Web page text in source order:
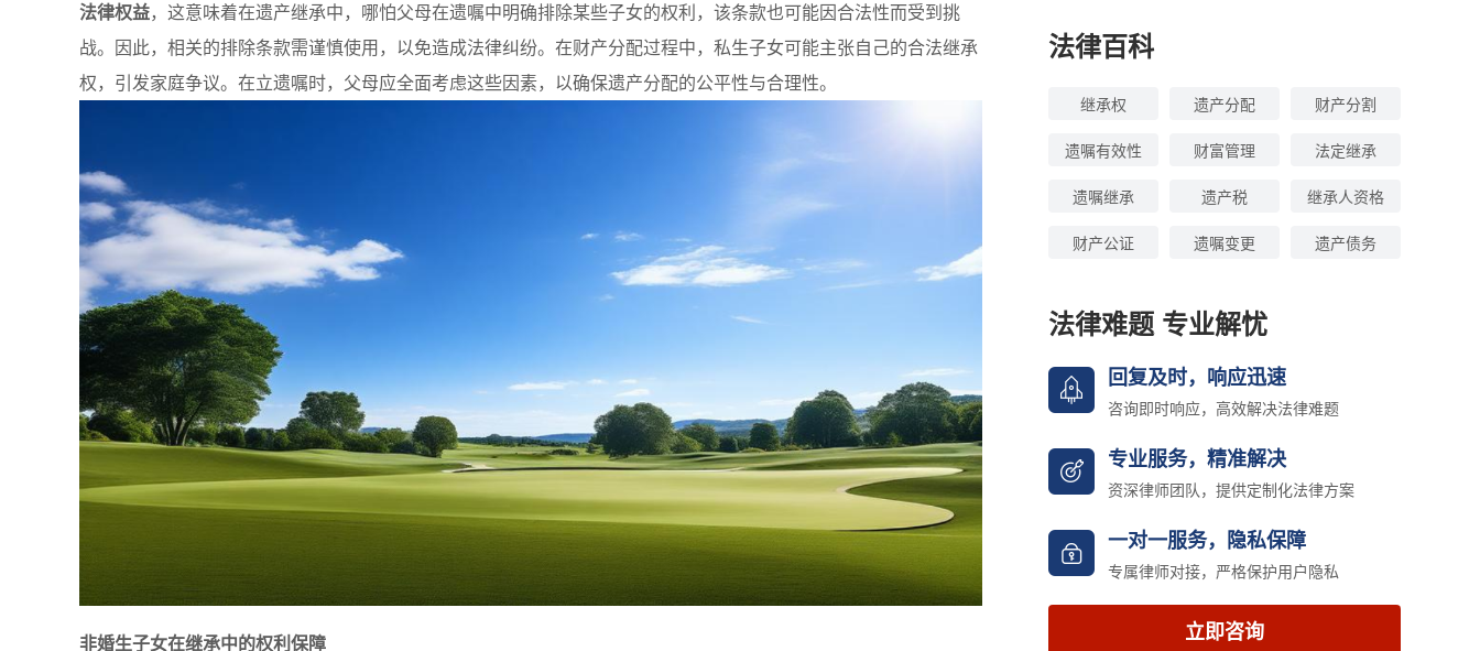
法律权益，这意味着在遗产继承中，哪怕父母在遗嘱中明确排除某些子女的权利，该条款也可能因合法性而受到挑
战。因此，相关的排除条款需谨慎使用，以免造成法律纠纷。在财产分配过程中，私生子女可能主张自己的合法继承
权，引发家庭争议。在立遗嘱时，父母应全面考虑这些因素，以确保遗产分配的公平性与合理性。
非婚生子女在继承中的权利保障
法律百科
继承权 遗产分配 财产分割
遗嘱有效性 财富管理 法定继承
遗嘱继承 遗产税 继承人资格
财产公证 遗嘱变更 遗产债务
法律难题 专业解忧
回复及时，响应迅速
咨询即时响应，高效解决法律难题
专业服务，精准解决
资深律师团队，提供定制化法律方案
一对一服务，隐私保障
专属律师对接，严格保护用户隐私
立即咨询